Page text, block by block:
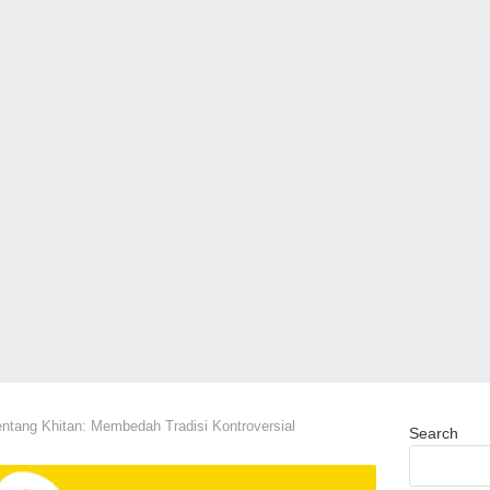
Khitan: Membedah Tradisi Kontroversial
Search